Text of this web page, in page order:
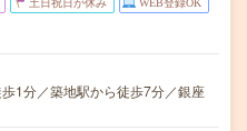
土日祝日が休み WEB登録OK
1分／築地駅から徒歩7分／銀座